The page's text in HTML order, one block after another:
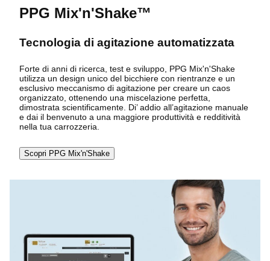
PPG Mix'n'Shake™
Tecnologia di agitazione automatizzata
Forte di anni di ricerca, test e sviluppo, PPG Mix'n'Shake
utilizza un design unico del bicchiere con rientranze e un
esclusivo meccanismo di agitazione per creare un caos
organizzato, ottenendo una miscelazione perfetta,
dimostrata scientificamente. Di’ addio all’agitazione manuale
e dai il benvenuto a una maggiore produttività e redditività
nella tua carrozzeria.
Scopri PPG Mix'n'Shake